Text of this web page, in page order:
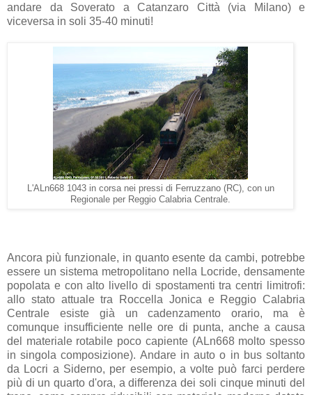
andare da Soverato a Catanzaro Città (via Milano) e
viceversa in soli 35-40 minuti!
L'ALn668 1043 in corsa nei pressi di Ferruzzano (RC), con un
Regionale per Reggio Calabria Centrale.
Ancora più funzionale, in quanto esente da cambi, potrebbe
essere un sistema metropolitano nella Locride, densamente
popolata e con alto livello di spostamenti tra centri limitrofi:
allo stato attuale tra Roccella Jonica e Reggio Calabria
Centrale esiste già un cadenzamento orario, ma è
comunque insufficiente nelle ore di punta, anche a causa
del materiale rotabile poco capiente (ALn668 molto spesso
in singola composizione). Andare in auto o in bus soltanto
da Locri a Siderno, per esempio, a volte può farci perdere
più di un quarto d'ora, a differenza dei soli cinque minuti del